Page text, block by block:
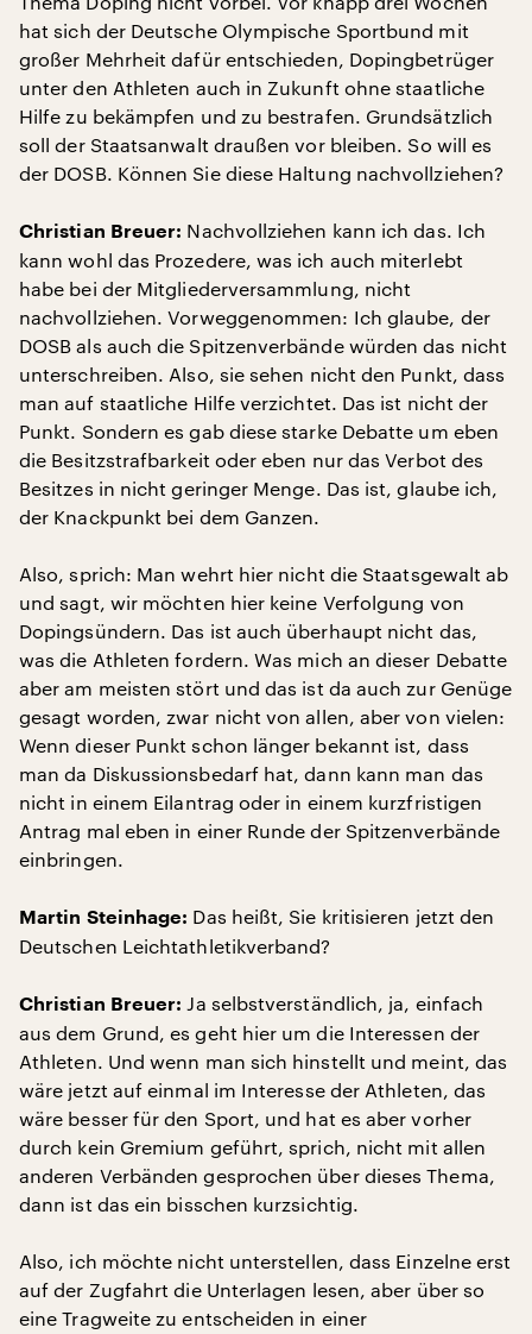
hat sich der Deutsche Olympische Sportbund mit
großer Mehrheit dafür entschieden, Dopingbetrüger
unter den Athleten auch in Zukunft ohne staatliche
Hilfe zu bekämpfen und zu bestrafen. Grundsätzlich
soll der Staatsanwalt draußen vor bleiben. So will es
der DOSB. Können Sie diese Haltung nachvollziehen?
Christian Breuer: Nachvollziehen kann ich das. Ich
kann wohl das Prozedere, was ich auch miterlebt
habe bei der Mitgliederversammlung, nicht
nachvollziehen. Vorweggenommen: Ich glaube, der
DOSB als auch die Spitzenverbände würden das nicht
unterschreiben. Also, sie sehen nicht den Punkt, dass
man auf staatliche Hilfe verzichtet. Das ist nicht der
Punkt. Sondern es gab diese starke Debatte um eben
die Besitzstrafbarkeit oder eben nur das Verbot des
Besitzes in nicht geringer Menge. Das ist, glaube ich,
der Knackpunkt bei dem Ganzen.
Also, sprich: Man wehrt hier nicht die Staatsgewalt ab
und sagt, wir möchten hier keine Verfolgung von
Dopingsündern. Das ist auch überhaupt nicht das,
was die Athleten fordern. Was mich an dieser Debatte
aber am meisten stört und das ist da auch zur Genüge
gesagt worden, zwar nicht von allen, aber von vielen:
Wenn dieser Punkt schon länger bekannt ist, dass
man da Diskussionsbedarf hat, dann kann man das
nicht in einem Eilantrag oder in einem kurzfristigen
Antrag mal eben in einer Runde der Spitzenverbände
einbringen.
Martin Steinhage: Das heißt, Sie kritisieren jetzt den
Deutschen Leichtathletikverband?
Christian Breuer: Ja selbstverständlich, ja, einfach
aus dem Grund, es geht hier um die Interessen der
Athleten. Und wenn man sich hinstellt und meint, das
wäre jetzt auf einmal im Interesse der Athleten, das
wäre besser für den Sport, und hat es aber vorher
durch kein Gremium geführt, sprich, nicht mit allen
anderen Verbänden gesprochen über dieses Thema,
dann ist das ein bisschen kurzsichtig.
Also, ich möchte nicht unterstellen, dass Einzelne erst
auf der Zugfahrt die Unterlagen lesen, aber über so
eine Tragweite zu entscheiden in einer